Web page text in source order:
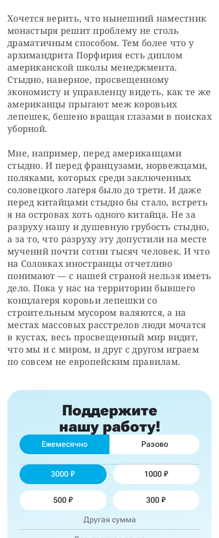
Хочется верить, что нынешний наместник
монастыря решит проблему не столь
драматичным способом. Тем более что у
архимандрита Порфирия есть диплом
американской школы менеджмента.
Стыдно, наверное, просвещенному
экономисту и управленцу видеть, как те же
американцы прыгают меж коровьих
лепешек, бешено вращая глазами в поисках
уборной.
Мне, например, перед американцами
стыдно. И перед французами, норвежцами,
поляками, которых среди заключенных
соловецкого лагеря было до трети. И даже
перед китайцами стыдно бы стало, встреть
я на островах хоть одного китайца. Не за
разруху нашу и душевную грубость стыдно,
а за то, что разруху эту допустили на месте
мучений почти сотни тысяч человек. И что
на Соловках иностранцы отчетливо
понимают — ​с нашей страной нельзя иметь
дело. Пока у нас на территории бывшего
концлагеря коровьи лепешки со
строительным мусором валяются, а на
местах массовых расстрелов люди мочатся
в кустах, весь просвещенный мир видит,
что мы и с миром, и друг с другом играем
по совсем не европейским правилам.
Поддержите
нашу работу!
Ежемесячно Разово
3000 1000
500 300